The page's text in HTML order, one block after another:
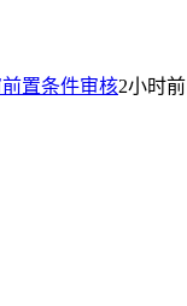
置条件审核2小时前